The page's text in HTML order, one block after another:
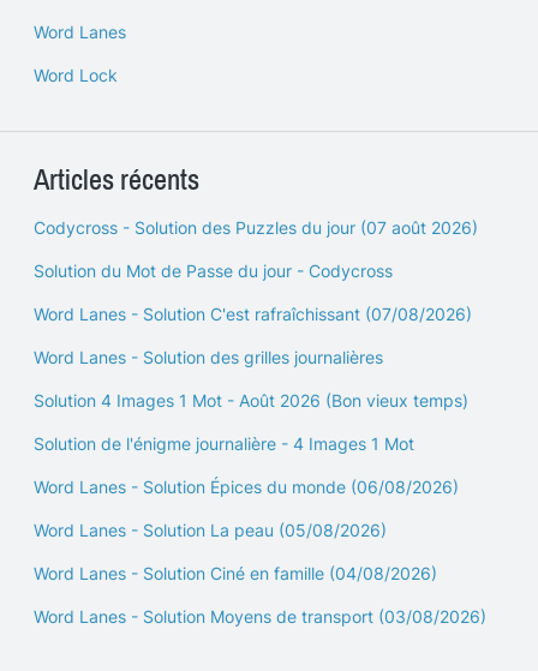
Word Lanes
Word Lock
Articles récents
Codycross - Solution des Puzzles du jour (07 août 2026)
Solution du Mot de Passe du jour - Codycross
Word Lanes - Solution C'est rafraîchissant (07/08/2026)
Word Lanes - Solution des grilles journalières
Solution 4 Images 1 Mot - Août 2026 (Bon vieux temps)
Solution de l'énigme journalière - 4 Images 1 Mot
Word Lanes - Solution Épices du monde (06/08/2026)
Word Lanes - Solution La peau (05/08/2026)
Word Lanes - Solution Ciné en famille (04/08/2026)
Word Lanes - Solution Moyens de transport (03/08/2026)